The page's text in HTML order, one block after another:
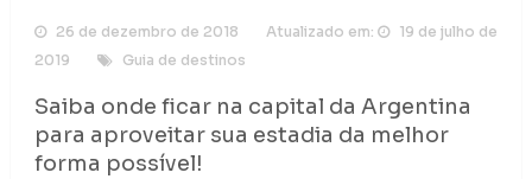
26 de dezembro de 2018 Atualizado em:
19 de julho de
2019
Guia de destinos
Saiba onde ficar na capital da Argentina
para aproveitar sua estadia da melhor
forma possível!